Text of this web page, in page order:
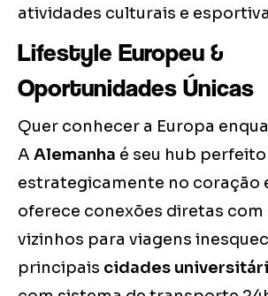
atividades culturais e
Lifestyle Europeu &
Oportunidades Únicas
Quer conhecer a Europa
A Alemanha é seu hub
estrategicamente no coração
oferece conexões diretas com
vizinhos para viagens
principais cidades